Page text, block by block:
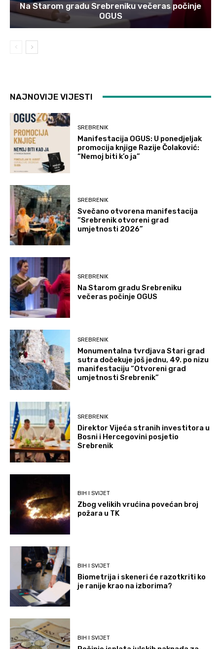
Na Starom gradu Srebreniku večeras počinje
OGUS
NAJNOVIJE VIJESTI
SREBRENIK
Manifestacija OGUS: U ponedjeljak
promocija knjige Razije Čolaković:
“Nemoj biti k’o ja”
SREBRENIK
Svečano otvorena manifestacija
“Srebrenik otvoreni grad
umjetnosti 2026”
SREBRENIK
Na Starom gradu Srebreniku
večeras počinje OGUS
SREBRENIK
Monumentalna tvrdjava Stari grad
sutra dočekuje još jednu, 49. po nizu
manifestaciju “Otvoreni grad
umjetnosti Srebrenik”
SREBRENIK
Direktor Vijeća stranih investitora u
Bosni i Hercegovini posjetio
Srebrenik
BIH I SVIJET
Zbog velikih vrućina povećan broj
požara u TK
BIH I SVIJET
Biometrija i skeneri će razotkriti ko
je ranije krao na izborima?
BIH I SVIJET